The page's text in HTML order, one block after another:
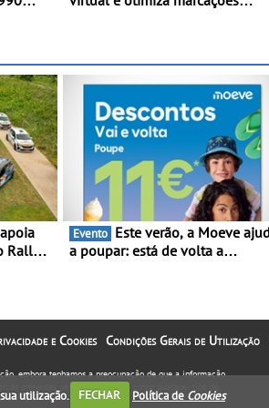
de
contínuo ao cliente
Rally5
Evento
a poupar: está de volta a
e Cookies Condições Gerais de Utilização
embora tenhamos a preocupação de que a informação
presentes neste portal, assim como qualquer tipo de
utilização. FECHAR Política de Cookies